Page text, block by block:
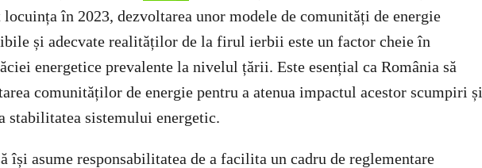
locuința în 2023, dezvoltarea unor modele de comunități de energie
și adecvate realităților de la firul ierbii este un factor cheie în
energetice prevalente la nivelul țării. Este esențial ca România să
comunităților de energie pentru a atenua impactul acestor scumpiri și
stabilitatea sistemului energetic.
își asume responsabilitatea de a facilita un cadru de reglementare